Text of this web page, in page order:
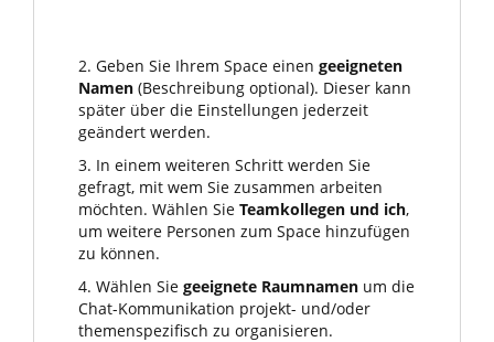
2. Geben Sie Ihrem Space einen geeigneten
Namen (Beschreibung optional). Dieser kann
später über die Einstellungen jederzeit
geändert werden.
3. In einem weiteren Schritt werden Sie
gefragt, mit wem Sie zusammen arbeiten
möchten. Wählen Sie Teamkollegen und ich,
um weitere Personen zum Space hinzufügen
zu können.
4. Wählen Sie geeignete Raumnamen um die
Chat-Kommunikation projekt- und/oder
themenspezifisch zu organisieren.